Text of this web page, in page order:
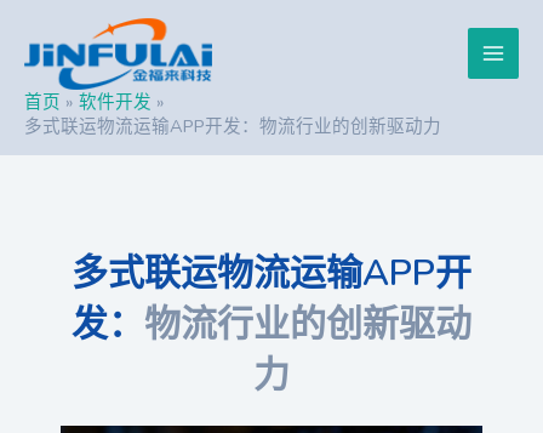
Main
首页
软件开发
多式联运物流运输APP开发：物流行业的创新驱动力
多式联运物流运输APP开
发： 物流行业的创新驱动
力
navigation